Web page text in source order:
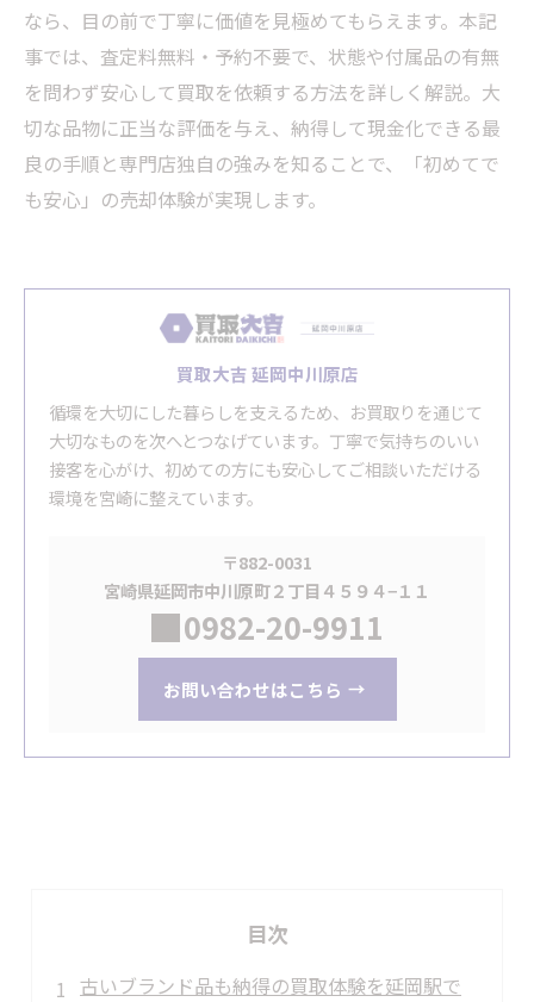
なら、目の前で丁寧に価値を見極めてもらえます。本記
事では、査定料無料・予約不要で、状態や付属品の有無
を問わず安心して買取を依頼する方法を詳しく解説。大
切な品物に正当な評価を与え、納得して現金化できる最
良の手順と専門店独自の強みを知ることで、「初めてで
も安心」の売却体験が実現します。
買取大吉 延岡中川原店
循環を大切にした暮らしを支えるため、お買取りを通じて
大切なものを次へとつなげています。丁寧で気持ちのいい
接客を心がけ、初めての方にも安心してご相談いただける
環境を宮崎に整えています。
〒882-0031
宮崎県延岡市中川原町２丁目４５９４−１１
0982-20-9911
お問い合わせはこちら
目次
古いブランド品も納得の買取体験を延岡駅で